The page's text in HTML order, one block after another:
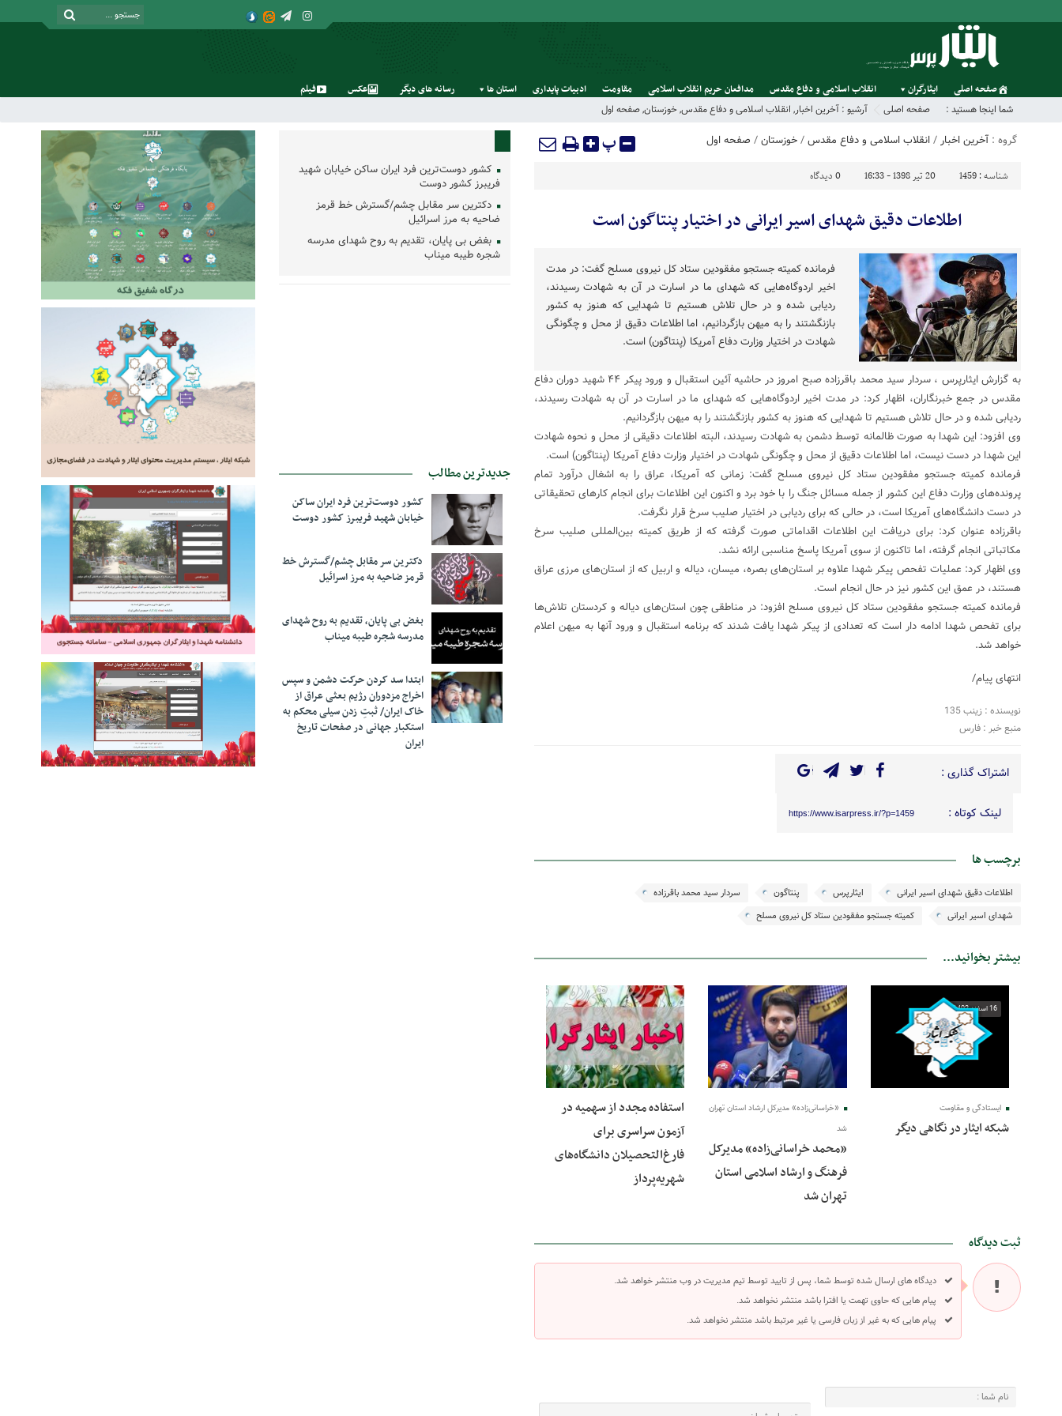
صفحه اصلی ایثارگران انقلاب اسلامی و دفاع مقدس مدافعان حریم انقلاب اسلامی مقاومت ادبیات پایداری استان‌ ها رسانه‌ های‌ دیگر عکس فیلم
شما اینجا هستید : صفحه اصلی آرشیو : آخرین اخبار, انقلاب اسلامی و دفاع مقدس,خوزستان,صفحه اول
گروه : آخرین اخبار /انقلاب اسلامی و دفاع مقدس/خوزستان/ صفحه اول پ
شناسه : 1459 20 تیر 1398 - 16:33 0 دیدگاه
اطلاعات دقیق شهدای اسیر ایرانی در اختیار پنتاگون است
فرمانده کمیته جستجو مفقودین ستاد کل نیروی مسلح گفت: در مدت
اخیر اردوگاه‌هایی که شهدای ما در اسارت در آن به شهادت رسیدند،
ردیابی شده و در حال تلاش هستیم تا شهدایی که هنوز به کشور
بازنگشتند را به میهن بازگردانیم، اما اطلاعات دقیق از محل و چگونگی
شهادت در اختیار وزارت دفاع آمریکا (پنتاگون) است.
به گزارش ایثارپرس ، سردار سید محمد باقر‌زاده صبح امروز در حاشیه آئین استقبال و ورود پیکر ۴۴ شهید دوران دفاع
مقدس در جمع خبرنگاران، اظهار کرد: در مدت اخیر اردوگاه‌هایی که شهدای ما در اسارت در آن به شهادت رسیدند،
ردیابی شده و در حال تلاش هستیم تا شهدایی که هنوز به کشور بازنگشتند را به میهن بازگردانیم.
وی افزود: این شهدا به صورت ظالمانه توسط دشمن به شهادت رسیدند، البته اطلاعات دقیقی از محل و نحوه شهادت
این شهدا در دست نیست، اما اطلاعات دقیق از محل و چگونگی شهادت در اختیار وزارت دفاع آمریکا (پنتاگون) است.
فرمانده کمیته جستجو مفقودین ستاد کل نیروی مسلح گفت: زمانی که آمریکا، عراق را به اشغال درآورد تمام
پرونده‌های وزارت دفاع این کشور از جمله مسائل جنگ را با خود برد و اکنون این اطلاعات برای انجام کارهای تحقیقاتی
در دست دانشگاه‌های آمریکا است، در حالی که برای ردیابی در اختیار صلیب سرخ قرار نگرفت.
باقرزاده عنوان کرد: برای دریافت این اطلاعات اقداماتی صورت گرفته که از طریق کمیته بین‌المللی صلیب سرخ
مکاتباتی انجام گرفته، اما تاکنون از سوی آمریکا پاسخ مناسبی ارائه نشد.
وی اظهار کرد: عملیات تفحص پیکر شهدا علاوه بر استان‌های بصره، میسان، دیاله و اربیل که از استان‌های مرزی عراق
هستند، در عمق این کشور نیز در حال انجام است.
فرمانده کمیته جستجو مفقودین ستاد کل نیروی مسلح افزود: در مناطقی چون استان‌های دیاله و کردستان تلاش‌ها
برای تفحص شهدا ادامه دار است که تعدادی از پیکر شهدا یافت شدند که برنامه استقبال و ورود آنها به میهن اعلام
خواهد شد.
انتهای پیام/
نویسنده : زینب 135
منبع خبر : فارس
اشتراک گذاری :
لینک کوتاه : https://www.isarpress.ir/?p=1459
برچسب ها
اطلاعات دقیق شهدای اسیر ایرانی ایثارپرس پنتاگون
سردار سید محمد باقر‌زاده
شهدای اسیر ایرانی
کمیته جستجو مفقودین ستاد کل نیروی مسلح
بیشتر بخوانید...
16 اسفند 1402
ایستادگی و مقاومت
شبکه ایثار در نگاهی دیگر
12 آذر 1400
«خراسانی‌زاده» مدیرکل ارشاد استان تهران
شد
«محمد خراسانی‌زاده» مدیرکل
فرهنگ و ارشاد اسلامی استان
تهران شد
24 مهر 1400
استفاده مجدد از سهمیه در
آزمون سراسری برای
فارغ‌التحصیلان دانشگاه‌های
شهریه‌پرداز
ثبت دیدگاه
دیدگاه های ارسال شده توسط شما، پس از تایید توسط تیم مدیریت در وب منتشر خواهد شد.
پیام هایی که حاوی تهمت یا افترا باشد منتشر نخواهد شد.
پیام هایی که به غیر از زبان فارسی یا غیر مرتبط باشد منتشر نخواهد شد.
کشور دوست‌ترین فرد ایران ساکن خیابان شهید
فریبرز کشور دوست
دکترین سر مقابل چشم/گسترش خط قرمز
ضاحیه به مرز اسرائیل
بغض بی پایان، تقدیم به روح شهدای مدرسه
شجره طیبه میناب
جدیدترین مطالب
کشور دوست‌ترین فرد ایران ساکن
خیابان شهید فریبرز کشور دوست
دکترین سر مقابل چشم/گسترش خط
قرمز ضاحیه به مرز اسرائیل
بغض بی پایان، تقدیم به روح شهدای
مدرسه شجره طیبه میناب
ابتدا سد کردن حرکت دشمن و سپس
اخراج مزدوران رژیم بعثی عراق از
خاک ایران/ ثبتِ زدن سیلی محکم به
استکبار جهانی در صفحات تاریخ
ایران